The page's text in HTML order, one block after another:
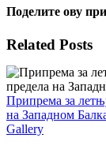
радови
на
стази
камен
Поделите ову
Facebook
X
Reddit
WhatsApp
Pinterest
Email
Related Posts
Припрема за
на Западном
Gallery